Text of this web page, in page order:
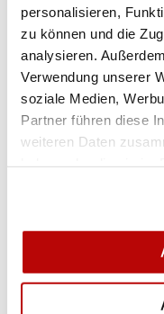
personalisieren,
zu können und die
analysieren.
Verwendung unserer
soziale Medien,
Partner führen diese
weiteren Daten
Schweizer
IMPRESSIONEN